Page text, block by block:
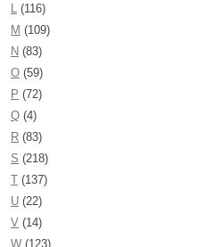
L (116)
M (109)
N (83)
O (59)
P (72)
Q (4)
R (83)
S (218)
T (137)
U (22)
V (14)
W (123)